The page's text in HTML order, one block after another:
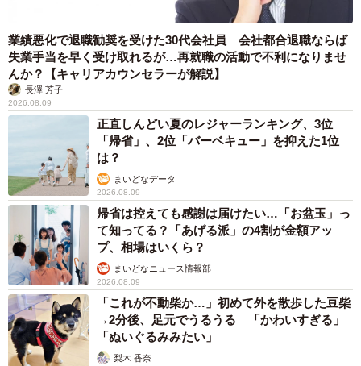
業績悪化で退職勧奨を受けた30代会社員 会社都合退職ならば
失業手当を早く受け取れるが…再就職の活動で不利になりませ
んか？【キャリアカウンセラーが解説】
長澤 芳子
2026.08.09
正直しんどい夏のレジャーランキング、3位
「帰省」、2位「バーベキュー」を抑えた1位
は？
まいどなデータ
2026.08.09
帰省は控えても感謝は届けたい…「お盆玉」っ
て知ってる？「あげる派」の4割が金額アッ
プ、相場はいくら？
まいどなニュース情報部
2026.08.09
「これが不動柴か…」初めて外を散歩した豆柴
→2分後、足元でうるうる 「かわいすぎる」
「ぬいぐるみみたい」
梨木 香奈